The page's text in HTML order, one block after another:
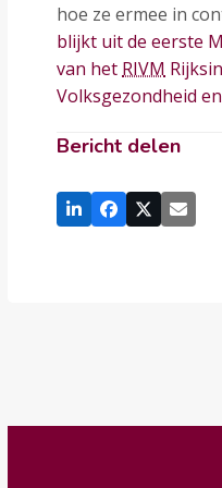
hoe ze ermee in
blijkt uit de eerste
van het RIVM
Volksgezondheid
Bericht delen